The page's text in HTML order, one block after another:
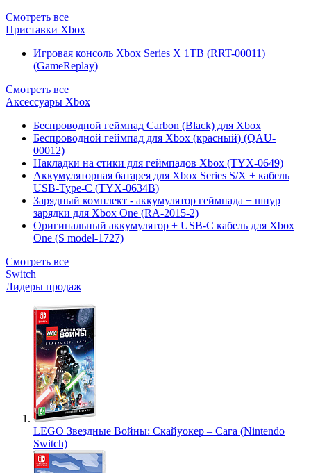
Смотреть все
Приставки Xbox
Игровая консоль Xbox Series X 1TB (RRT-00011)
(GameReplay)
Смотреть все
Аксессуары Xbox
Беспроводной геймпад Carbon (Black) для Xbox
Беспроводной геймпад для Xbox (красный) (QAU-
00012)
Накладки на стики для геймпадов Xbox (TYX-0649)
Аккумуляторная батарея для Xbox Series S/X + кабель
USB-Type-C (TYX-0634B)
Зарядный комплект - аккумулятор геймпада + шнур
зарядки для Xbox One (RA-2015-2)
Оригинальный аккумулятор + USB-C кабель для Xbox
One (S model-1727)
Смотреть все
Switch
Лидеры продаж
LEGO Звездные Войны: Скайуокер – Сага (Nintendo
Switch)